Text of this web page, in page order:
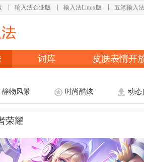
输入法企业版 输入法Linux版 五笔输入法
词库 皮肤表情开
静物风景 时尚酷炫 动态
荣耀